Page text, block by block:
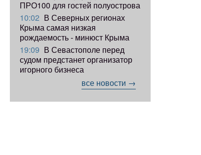
ПРО100 для гостей полуострова
10:02 В Северных регионах
Крыма самая низкая
рождаемость - минюст Крыма
19:09 В Севастополе перед
судом предстанет организатор
игорного бизнеса
все новости →